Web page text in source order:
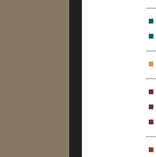
■
■
■
■
■
■
■